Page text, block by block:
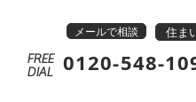
メールで相談 住ま
FREE
​DIAL
0120-548-